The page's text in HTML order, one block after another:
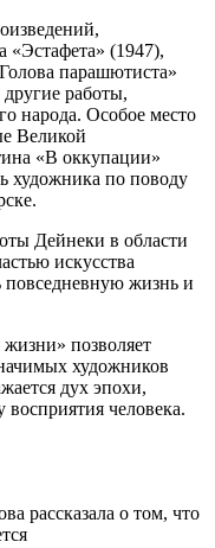
«Эстафета» (1947),
парашютиста»
работы,
народа. Особое место
Великой
«В оккупации»
художника по поводу
Дейнеки в области
искусства
жизнь и
позволяет
художников
дух эпохи,
восприятия человека.
рассказала о том, что